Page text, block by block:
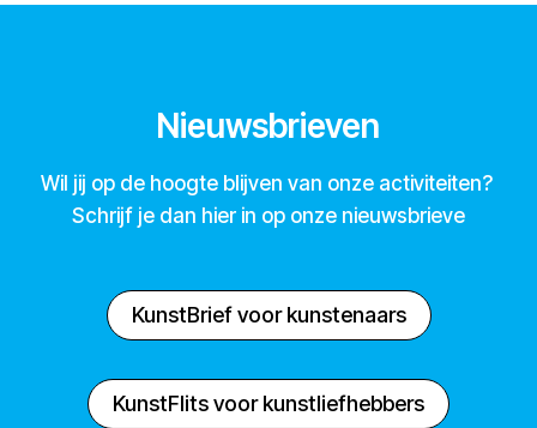
Nieuwsbrieven
Wil jij op de hoogte blijven van onze activiteiten?
Schrijf je dan hier in op onze nieuwsbrieve
KunstBrief voor kunstenaars
KunstFlits voor kunstliefhebbers